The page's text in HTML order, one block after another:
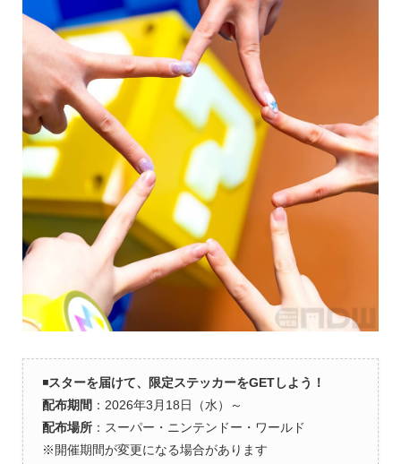
◾️スターを届けて、限定ステッカーをGETしよう！
配布期間 ：2026年3月18日（水）～
配布場所：スーパー・ニンテンドー・ワールド
※開催期間が変更になる場合があります